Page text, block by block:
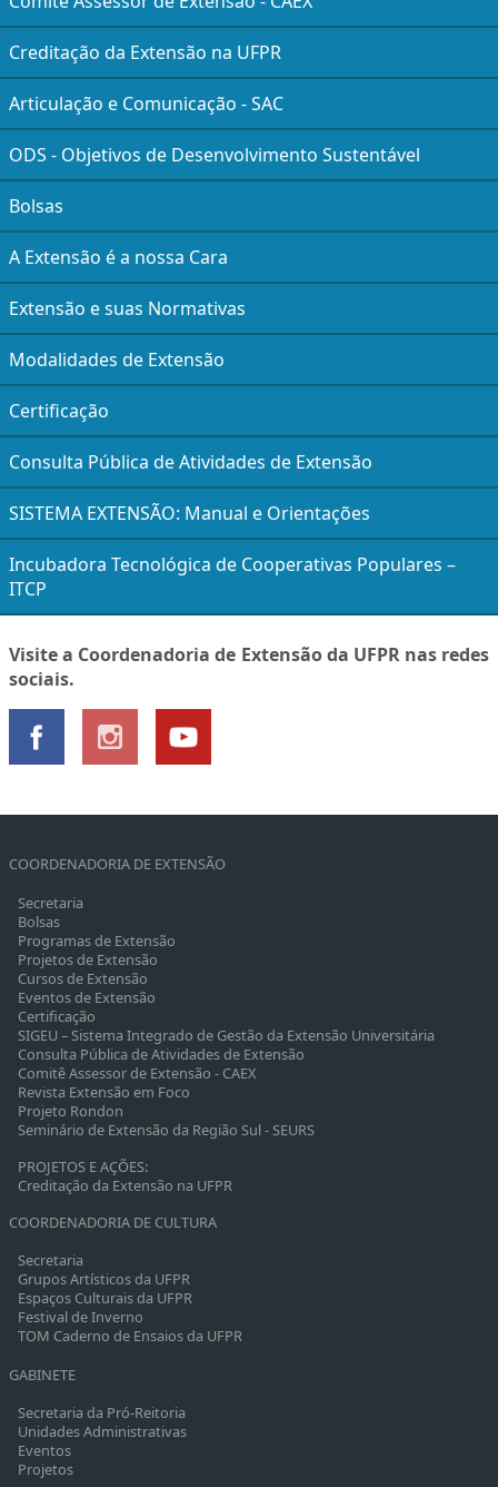
Creditação da Extensão na UFPR
Articulação e Comunicação - SAC
ODS - Objetivos de Desenvolvimento Sustentável
Bolsas
A Extensão é a nossa Cara
Extensão e suas Normativas
Modalidades de Extensão
Certificação
Consulta Pública de Atividades de Extensão
SISTEMA EXTENSÃO: Manual e Orientações
Incubadora Tecnológica de Cooperativas Populares –
ITCP
Visite a Coordenadoria de Extensão da UFPR nas redes
sociais.
COORDENADORIA DE EXTENSÃO
Secretaria
Bolsas
Programas de Extensão
Projetos de Extensão
Cursos de Extensão
Eventos de Extensão
Certificação
SIGEU – Sistema Integrado de Gestão da Extensão Universitária
Consulta Pública de Atividades de Extensão
Comitê Assessor de Extensão - CAEX
Revista Extensão em Foco
Projeto Rondon
Seminário de Extensão da Região Sul - SEURS
PROJETOS E AÇÕES:
Creditação da Extensão na UFPR
COORDENADORIA DE CULTURA
Secretaria
Grupos Artísticos da UFPR
Espaços Culturais da UFPR
Festival de Inverno
TOM Caderno de Ensaios da UFPR
GABINETE
Secretaria da Pró-Reitoria
Unidades Administrativas
Eventos
Projetos